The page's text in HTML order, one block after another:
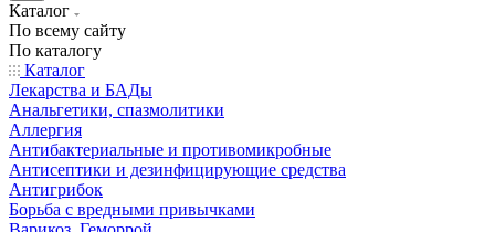
Каталог
По всему сайту
По каталогу
Каталог
Лекарства и БАДы
Анальгетики, спазмолитики
Аллергия
Антибактериальные и противомикробные
Антисептики и дезинфицирующие средства
Антигрибок
Борьба с вредными привычками